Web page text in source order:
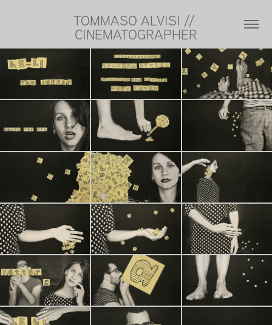
TOMMASO ALVISI //
CINEMATOGRAPHER